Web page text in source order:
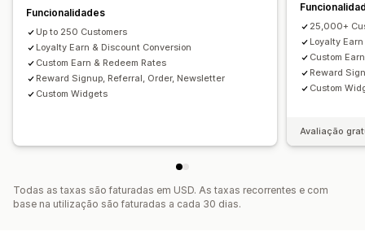
Funcionalidades
Up to 250 Customers
Loyalty Earn & Discount Conversion
Custom Earn & Redeem Rates
Reward Signup, Referral, Order, Newsletter
Custom Widgets
25,000+
Loyalty
Custom
Reward
Custom
Avaliação
Todas as taxas são faturadas em USD. As taxas recorrentes e com
base na utilização são faturadas a cada 30 dias.